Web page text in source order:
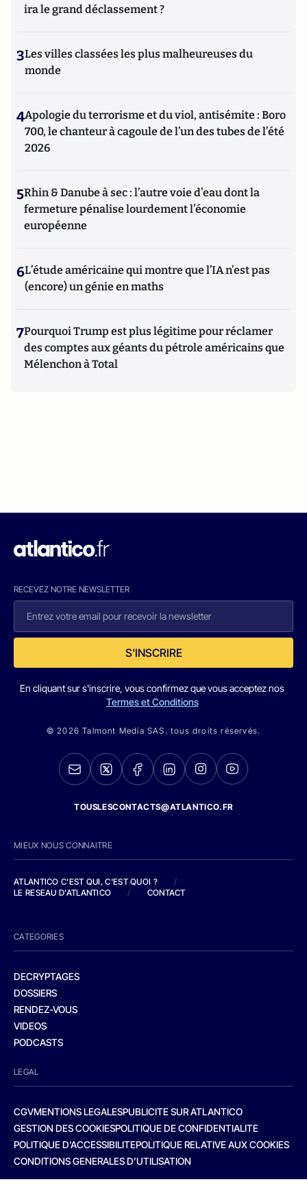
ira le grand déclassement ?
3Les villes classées les plus malheureuses du
monde
4Apologie du terrorisme et du viol, antisémite : Boro
700, le chanteur à cagoule de l’un des tubes de l’été
2026
5Rhin & Danube à sec : l’autre voie d’eau dont la
fermeture pénalise lourdement l’économie
européenne
6L’étude américaine qui montre que l’IA n’est pas
(encore) un génie en maths
7Pourquoi Trump est plus légitime pour réclamer
des comptes aux géants du pétrole américains que
Mélenchon à Total
RECEVEZ NOTRE NEWSLETTER
S'INSCRIRE
En cliquant sur s'inscrire, vous confirmez que vous acceptez nos
Termes et Conditions
© 2026 Talmont Media SAS. tous droits réservés.
TOUSLESCONTACTS@ATLANTICO.FR
MIEUX NOUS CONNAITRE
ATLANTICO C'EST QUI, C'EST QUOI ?
/
LE RESEAU D'ATLANTICO
/ CONTACT
CATEGORIES
DECRYPTAGES
DOSSIERS
RENDEZ-VOUS
VIDEOS
PODCASTS
LEGAL
CGVMENTIONS LEGALESPUBLICITE SUR ATLANTICO
GESTION DES COOKIESPOLITIQUE DE CONFIDENTIALITE
POLITIQUE D’ACCESSIBILITEPOLITIQUE RELATIVE AUX COOKIES
CONDITIONS GENERALES D’UTILISATION